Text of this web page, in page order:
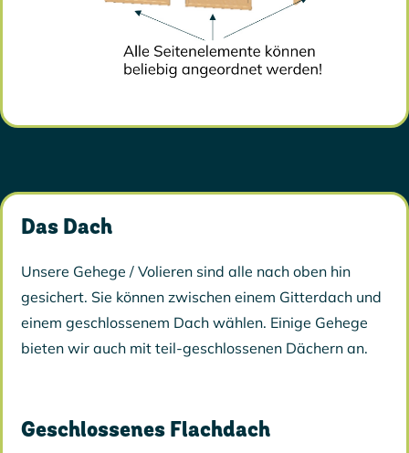
Das Dach
Unsere Gehege / Volieren sind alle nach oben hin
gesichert. Sie können zwischen einem Gitterdach und
einem geschlossenem Dach wählen. Einige Gehege
bieten wir auch mit teil-geschlossenen Dächern an.
Geschlossenes Flachdach